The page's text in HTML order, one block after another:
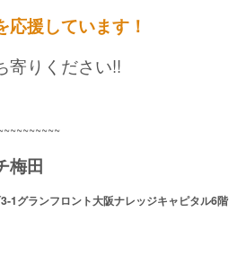
応援しています！
寄りください!!
梅田
1グランフロント大阪ナレッジキャピタル6階